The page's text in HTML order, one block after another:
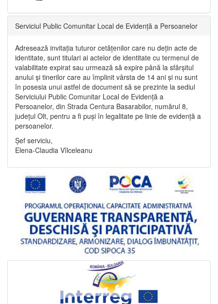
Serviciul Public Comunitar Local de Evidență a Persoanelor
Adresează invitația tuturor cetățenilor care nu dețin acte de
identitate, sunt titulari ai actelor de identitate cu termenul de
valabilitate expirat sau urmează să expire până la sfârșitul
anului și tinerilor care au împlinit vârsta de 14 ani și nu sunt
în posesia unui astfel de document să se prezinte la sediul
Serviciului Public Comunitar Local de Evidență a
Persoanelor, din Strada Centura Basarabilor, numărul 8,
județul Olt, pentru a fi puși în legalitate pe linie de evidență a
persoanelor.
Șef serviciu,
Elena-Claudia Vîlceleanu